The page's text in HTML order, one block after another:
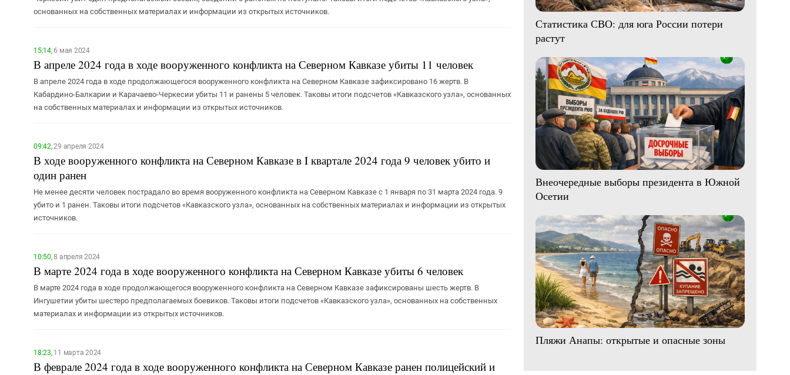
основанных на собственных материалах и информации из открытых источников.
15:14,6 мая 2024
В апреле 2024 года в ходе вооруженного конфликта на Северном Кавказе убиты 11 человек
В апреле 2024 года в ходе продолжающегося вооруженного конфликта на Северном Кавказе зафиксировано 16 жертв. В
Кабардино-Балкарии и Карачаево-Черкесии убиты 11 и ранены 5 человек. Таковы итоги подсчетов «Кавказского узла», основанных
на собственных материалах и информации из открытых источников.
09:42,29 апреля 2024
В ходе вооруженного конфликта на Северном Кавказе в I квартале 2024 года 9 человек убито и
один ранен
Не менее десяти человек пострадало во время вооруженного конфликта на Северном Кавказе с 1 января по 31 марта 2024 года. 9
убито и 1 ранен. Таковы итоги подсчетов «Кавказского узла», основанных на собственных материалах и информации из открытых
источников.
10:50,8 апреля 2024
В марте 2024 года в ходе вооруженного конфликта на Северном Кавказе убиты 6 человек
В марте 2024 года в ходе продолжающегося вооруженного конфликта на Северном Кавказе зафиксированы шесть жертв. В
Ингушетии убиты шестеро предполагаемых боевиков. Таковы итоги подсчетов «Кавказского узла», основанных на собственных
материалах и информации из открытых источников.
18:23,11 марта 2024
В феврале 2024 года в ходе вооруженного конфликта на Северном Кавказе ранен полицейский и
Статистика СВО: для юга России потери
растут
Внеочередные выборы президента в Южной
Осетии
Пляжи Анапы: открытые и опасные зоны